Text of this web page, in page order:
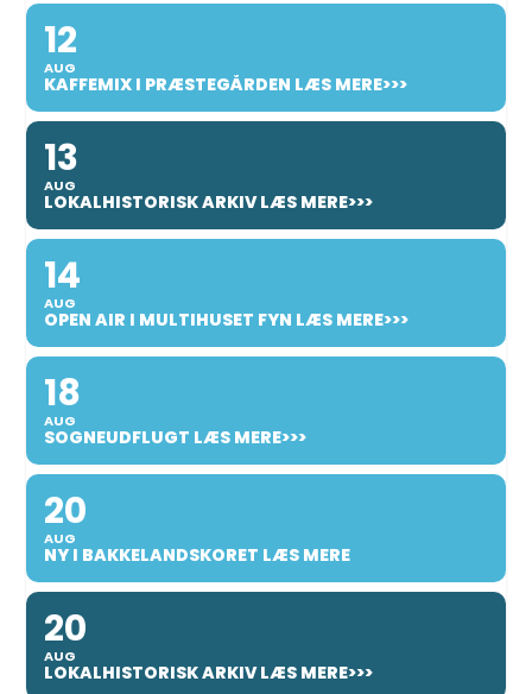
12
AUG
KAFFEMIX I PRÆSTEGÅRDEN LÆS MERE>>>
13
AUG
LOKALHISTORISK ARKIV LÆS MERE>>>
14
AUG
OPEN AIR I MULTIHUSET FYN LÆS MERE>>>
18
AUG
SOGNEUDFLUGT LÆS MERE>>>
20
AUG
NY I BAKKELANDSKORET LÆS MERE
20
AUG
LOKALHISTORISK ARKIV LÆS MERE>>>